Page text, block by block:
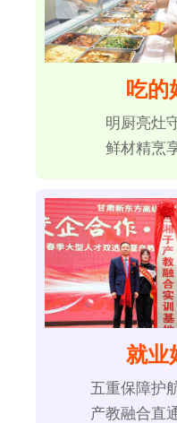
吃的
明厨亮灶
鲜材精烹
就业
五重保障护
产教融合直